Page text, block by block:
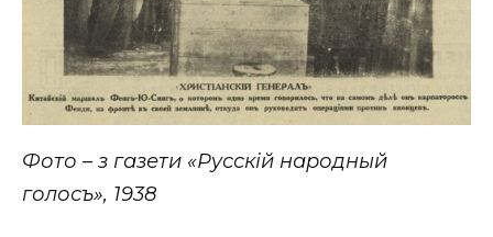
Фото – з газети «Русскій народный
голосъ», 1938